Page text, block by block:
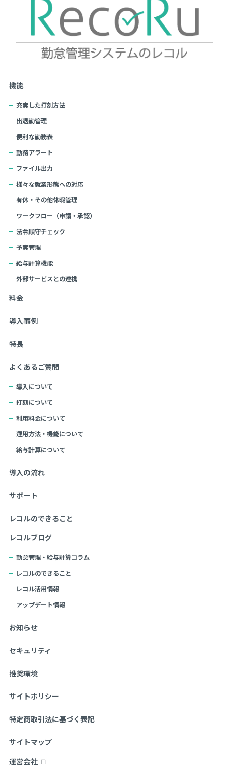
機能
充実した打刻方法
出退勤管理
便利な勤務表
勤務アラート
ファイル出力
様々な就業形態への対応
有休・その他休暇管理
ワークフロー（申請・承認）
法令順守チェック
予実管理
給与計算機能
外部サービスとの連携
料金
導入事例
特長
よくあるご質問
導入について
打刻について
利用料金について
運用方法・機能について
給与計算について
導入の流れ
サポート
レコルのできること
レコルブログ
勤怠管理・給与計算コラム
レコルのできること
レコル活用情報
アップデート情報
お知らせ
セキュリティ
推奨環境
サイトポリシー
特定商取引法に基づく表記
サイトマップ
運営会社